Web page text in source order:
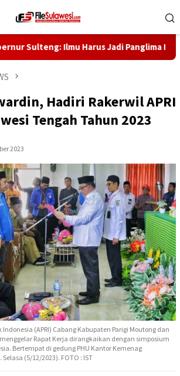
Ilmu Harus Jadi Panglima Kehidupan
Hadiri Rakerwil APRI
Tengah Tahun 2023
2023
Indonesia (APRI) Cabang Kabupaten Parigi Moutong dan
Rapat Kerja dirangkaikan dengan simposium
Bertempat di gedung PHU Kantor Kemenag
(5/12/2023). FOTO : IST